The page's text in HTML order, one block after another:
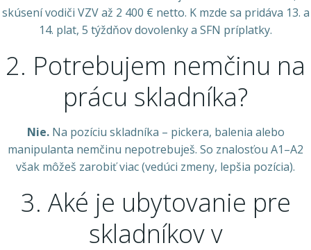
skúsení vodiči VZV až 2 400 € netto. K mzde sa pridáva 13. a
14. plat, 5 týždňov dovolenky a SFN príplatky.
2. Potrebujem nemčinu na
prácu skladníka?
Nie.Na pozíciu skladníka – pickera, balenia alebo
manipulanta nemčinu nepotrebuješ. So znalosťou A1–A2
však môžeš zarobiť viac (vedúci zmeny, lepšia pozícia).
3. Aké je ubytovanie pre
skladníkov v